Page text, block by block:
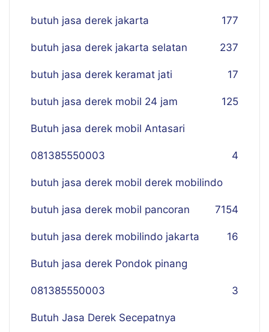
butuh jasa derek jakarta 177
butuh jasa derek jakarta selatan 237
butuh jasa derek keramat jati 17
butuh jasa derek mobil 24 jam 125
Butuh jasa derek mobil Antasari
081385550003 4
butuh jasa derek mobil derek mobilindo
154
butuh jasa derek mobil pancoran 7
butuh jasa derek mobilindo jakarta 16
Butuh jasa derek Pondok pinang
081385550003 3
Butuh Jasa Derek Secepatnya